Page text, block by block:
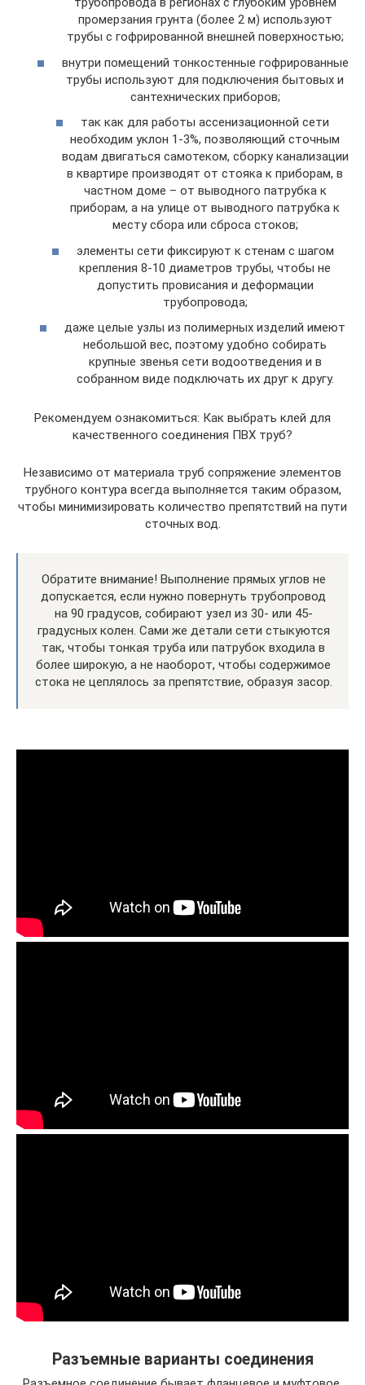
промерзания грунта (более 2 м) используют
трубы с гофрированной внешней поверхностью;
внутри помещений тонкостенные гофрированные
трубы используют для подключения бытовых и
сантехнических приборов;
так как для работы ассенизационной сети
необходим уклон 1-3%, позволяющий сточным
водам двигаться самотеком, сборку канализации
в квартире производят от стояка к приборам, в
частном доме – от выводного патрубка к
приборам, а на улице от выводного патрубка к
месту сбора или сброса стоков;
элементы сети фиксируют к стенам с шагом
крепления 8-10 диаметров трубы, чтобы не
допустить провисания и деформации
трубопровода;
даже целые узлы из полимерных изделий имеют
небольшой вес, поэтому удобно собирать
крупные звенья сети водоотведения и в
собранном виде подключать их друг к другу.
Рекомендуем ознакомиться: Как выбрать клей для
качественного соединения ПВХ труб?
Независимо от материала труб сопряжение элементов
трубного контура всегда выполняется таким образом,
чтобы минимизировать количество препятствий на пути
сточных вод.
Обратите внимание! Выполнение прямых углов не
допускается, если нужно повернуть трубопровод
на 90 градусов, собирают узел из 30- или 45-
градусных колен. Сами же детали сети стыкуются
так, чтобы тонкая труба или патрубок входила в
более широкую, а не наоборот, чтобы содержимое
стока не цеплялось за препятствие, образуя засор.
Разъемные варианты соединения